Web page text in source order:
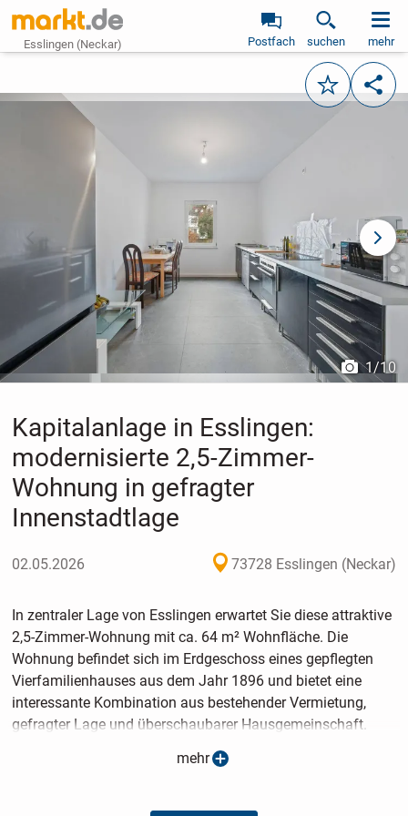
Esslingen (Neckar) Postfach suchen mehr
Merken
vorheriges Bild
1/10
Kapitalanlage in Esslingen:
modernisierte 2,5-Zimmer-
Wohnung in gefragter
Innenstadtlage
02.05.2026 73728 Esslingen (Neckar)
In zentraler Lage von Esslingen erwartet Sie diese attraktive
2,5-Zimmer-Wohnung mit ca. 64 m² Wohnfläche. Die
Wohnung befindet sich im Erdgeschoss eines gepflegten
Vierfamilienhauses aus dem Jahr 1896 und bietet eine
interessante Kombination aus bestehender Vermietung,
gefragter Lage und überschaubarer Hausgemeinschaft.
Die bereits bestehende Vermietung macht das Objekt
nutzbare Immobilienanlage in einer stabilen Esslinger Lage
mehr